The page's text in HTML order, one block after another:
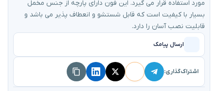
مورد استفاده قرار می گیرد. این فون دارای پارچه از جنس مخمل
بسیار با کیفیت است که قابل شستشو و انعطاف پذیر می باشد و
قابلیت نصب آسان را دارد.
ارسال پیامک
اشتراک‌گذاری: